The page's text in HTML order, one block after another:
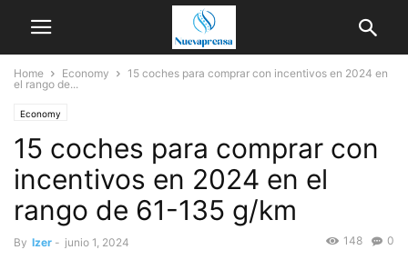
Home Economy
15 coches para comprar con incentivos en 2024 en
el rango de...
Economy
15 coches para comprar con
incentivos en 2024 en el
rango de 61-135 g/km
By Izer - junio 1, 2024 0
148